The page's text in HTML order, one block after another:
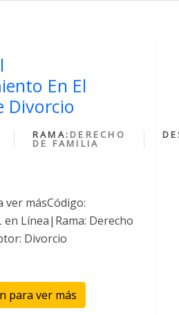
En El
Divorcio
RAMA: DERECHO
DE FAMILIA
ver másCódigo:
en Línea|Rama: Derecho
Divorcio
para ver más